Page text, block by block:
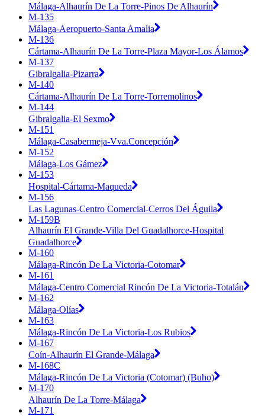
Málaga-Alhaurín De La Torre-Pinos De Alhaurín
M-135
Málaga-Aeropuerto-Santa Amalia
M-136
Cártama-Alhaurín De La Torre-Plaza Mayor-Los Álamos
M-137
Gibralgalia-Pizarra
M-140
Cártama-Alhaurín De La Torre-Torremolinos
M-144
Gibralgalia-El Sexmo
M-151
Málaga-Casabermeja-Vva.Concepción
M-152
Málaga-Los Gámez
M-153
Hospital-Cártama-Maqueda
M-156
Las Lagunas-Centro Comercial-Cerros Del Águila
M-159B
Alhaurín El Grande-Villa Del Guadalhorce-Hospital
Guadalhorce
M-160
Málaga-Rincón De La Victoria-Cotomar
M-161
Málaga-Centro Comercial Rincón De La Victoria-Totalán
M-162
Málaga-Olías
M-163
Málaga-Rincón De La Victoria-Los Rubios
M-167
Coín-Alhaurín El Grande-Málaga
M-168C
Málaga-Rincón De La Victoria (Cotomar) (Buho)
M-170
Alhaurín De La Torre-Málaga
M-171